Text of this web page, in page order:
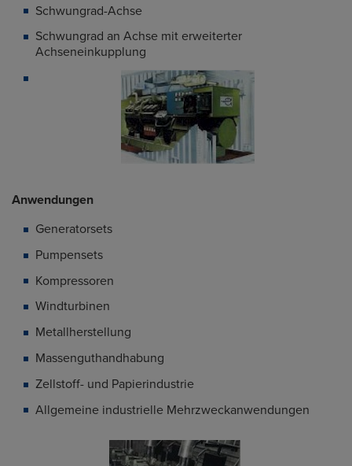
Schwungrad-Achse
Schwungrad an Achse mit erweiterter
Achseneinkupplung
Anwendungen
Generatorsets
Pumpensets
Kompressoren
Windturbinen
Metallherstellung
Massenguthandhabung
Zellstoff- und Papierindustrie
Allgemeine industrielle Mehrzweckanwendungen